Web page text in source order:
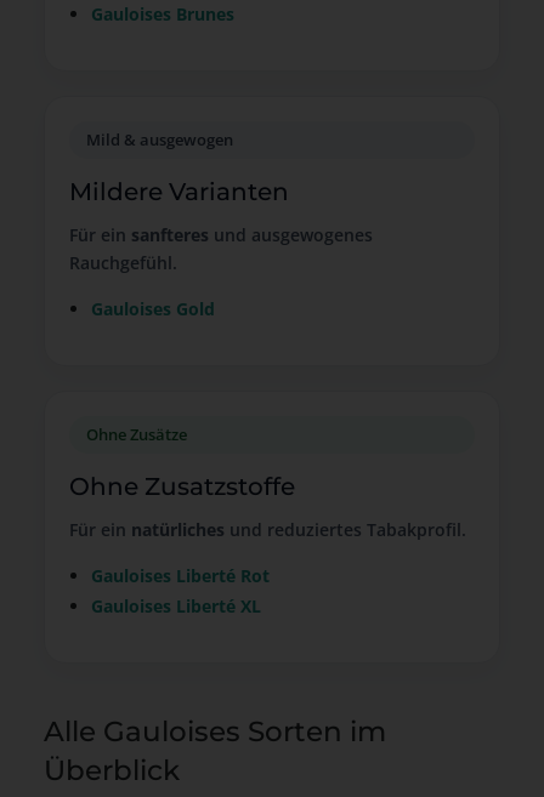
Gauloises Brunes
Mild & ausgewogen
Mildere Varianten
Für ein sanfteres und ausgewogenes
Rauchgefühl.
Gauloises Gold
Ohne Zusätze
Ohne Zusatzstoffe
Für ein natürliches und reduziertes Tabakprofil.
Gauloises Liberté Rot
Gauloises Liberté XL
Alle Gauloises Sorten im
Überblick